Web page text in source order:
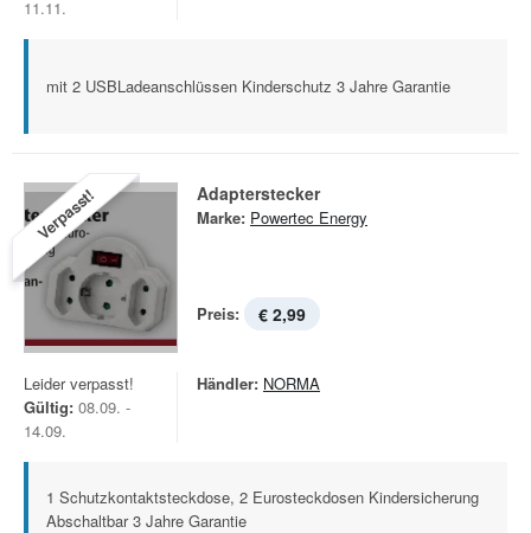
11.11.
mit 2 USBLadeanschlüssen Kinderschutz 3 Jahre Garantie
Verpasst! Adapterstecker
Marke: Powertec Energy
Preis: € 2,99
Leider verpasst!
Gültig: 08.09. -
14.09.
Händler: NORMA
1 Schutzkontaktsteckdose, 2 Eurosteckdosen Kindersicherung
Abschaltbar 3 Jahre Garantie